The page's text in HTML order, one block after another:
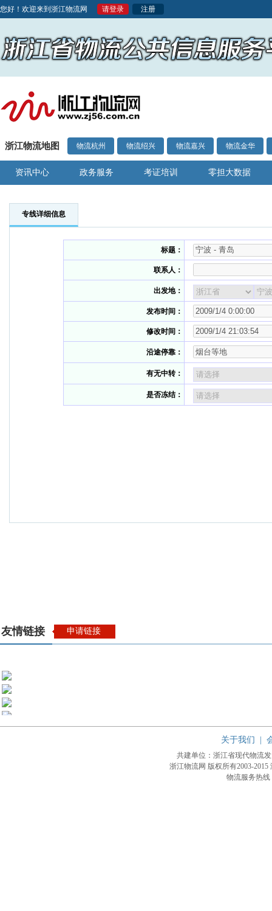
您好！欢迎来到浙江物流网 请登录 注册
浙江物流地图 物流杭州 物流绍兴 物流嘉兴 物流金华
资讯中心 政务服务 考证培训 零担大数据
友情链接 申请链接
关于我们
共建单位：浙江省现代物流
浙江物流网 版权所有2003-2015
物流服务热线